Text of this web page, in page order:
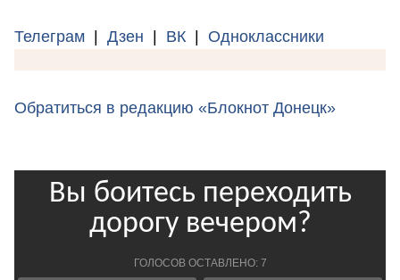
Телеграм Дзен ВК Одноклассники
Обратиться в редакцию «Блокнот Донецк»